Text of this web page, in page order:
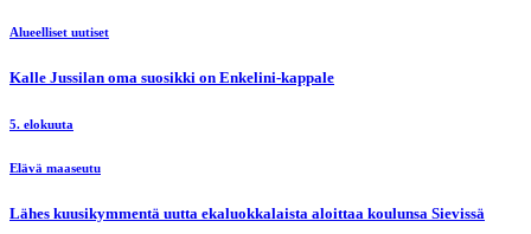
Alueelliset uutiset
Kalle Jussilan oma suosikki on Enkelini-kappale
5. elokuuta
Elävä maaseutu
Lähes kuusikymmentä uutta ekaluokkalaista aloittaa koulunsa Sievissä